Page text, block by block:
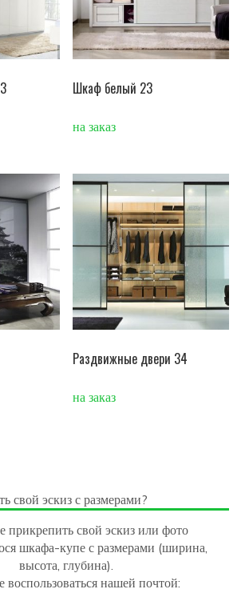
Шкаф белый 23
на заказ
Раздвижные двери 34
на заказ
свой эскиз с размерами?
прикрепить свой эскиз или фото
шкафа-купе с размерами (ширина,
высота, глубина).
нашей почтой: